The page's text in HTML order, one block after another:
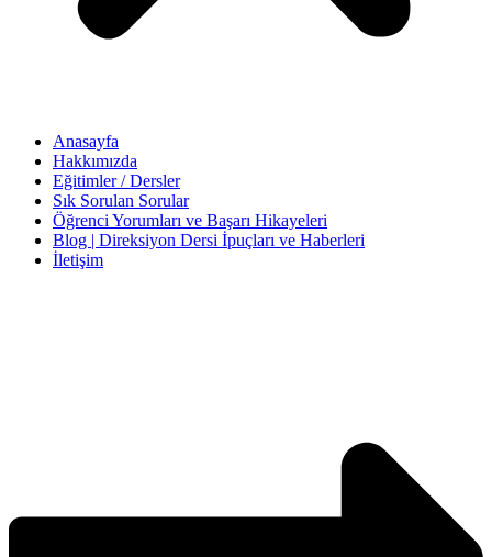
Anasayfa
Hakkımızda
Eğitimler / Dersler
Sık Sorulan Sorular
Öğrenci Yorumları ve Başarı Hikayeleri
Blog | Direksiyon Dersi İpuçları ve Haberleri
İletişim